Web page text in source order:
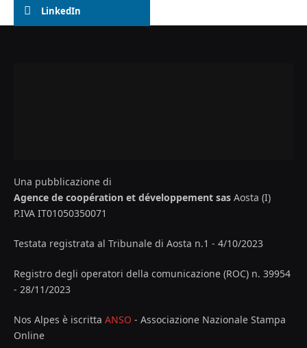
LinkedIn
Una pubblicazione di
Agence de coopération et développement sas Aosta (I)
P.IVA IT01050350071
Testata registrata al Tribunale di Aosta n.1 - 4/10/2023
Registro degli operatori della comunicazione (ROC) n. 39954
- 28/11/2023
Nos Alpes è iscritta ANSO - Associazione Nazionale Stampa
Online